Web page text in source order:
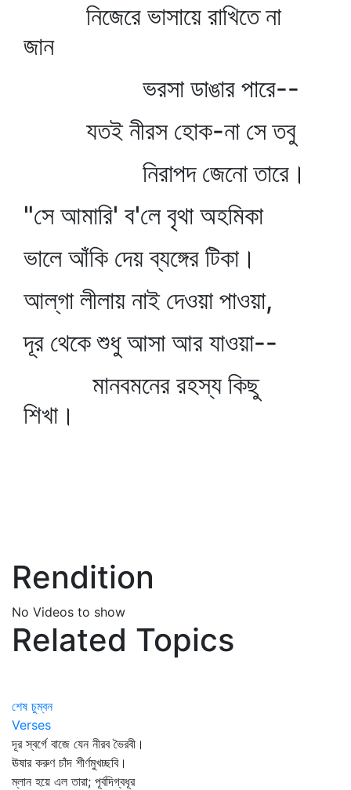
নিজেরে ভাসায়ে রাখিতে না
জান
ভরসা ডাঙার পারে--
যতই নীরস হোক-না সে তবু
নিরাপদ জেনো তারে।
"সে আমারি' ব'লে বৃথা অহমিকা
ভালে আঁকি দেয় ব্যঙ্গের টিকা।
আল্‌গা লীলায় নাই দেওয়া পাওয়া,
দূর থেকে শুধু আসা আর যাওয়া--
মানবমনের রহস্য কিছু
শিখা।
Rendition
No Videos to show
Related Topics
শেষ চুম্বন
Verses
দূর স্বর্গে বাজে যেন নীরব ভৈরবী।
ঊষার করুণ চাঁদ শীর্ণমুখচ্ছবি।
ম্লান হয়ে এল তারা; পূর্বদিগ্‌বধূর